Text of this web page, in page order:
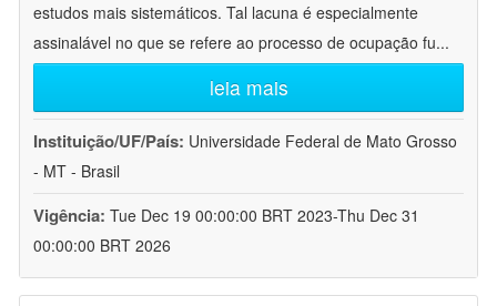
estudos mais sistemáticos. Tal lacuna é especialmente
assinalável no que se refere ao processo de ocupação fu...
leia mais
Instituição/UF/País: Universidade Federal de Mato Grosso
- MT - Brasil
Vigência: Tue Dec 19 00:00:00 BRT 2023-Thu Dec 31
00:00:00 BRT 2026